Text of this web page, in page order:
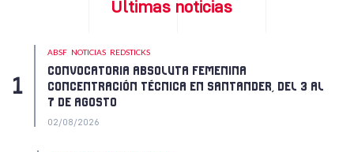
Últimas noticias
ABSF NOTICIAS REDSTICKS
CONVOCATORIA ABSOLUTA FEMENINA
CONCENTRACIÓN TÉCNICA EN SANTANDER, DEL 3 AL
7 DE AGOSTO
02/08/2026